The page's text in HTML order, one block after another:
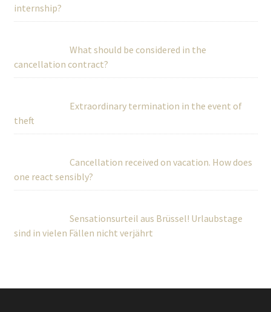
internship?
What should be considered in the
cancellation contract?
Extraordinary termination in the event of
theft
Cancellation received on vacation. How does
one react sensibly?
Sensationsurteil aus Brüssel! Urlaubstage
sind in vielen Fällen nicht verjährt